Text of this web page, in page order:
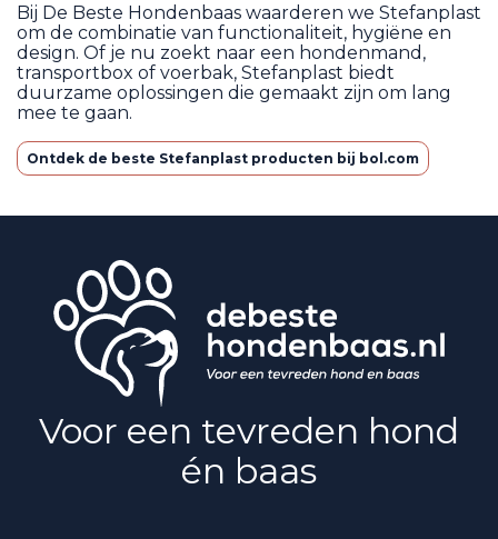
Bij De Beste Hondenbaas waarderen we Stefanplast
om de combinatie van functionaliteit, hygiëne en
design. Of je nu zoekt naar een hondenmand,
transportbox of voerbak, Stefanplast biedt
duurzame oplossingen die gemaakt zijn om lang
mee te gaan.
Ontdek de beste Stefanplast producten bij bol.com
Voor een tevreden hond
én baas